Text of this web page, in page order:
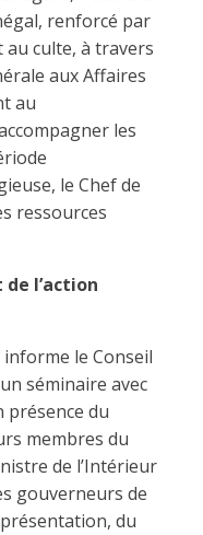
renforcé par
au culte, à travers
aux Affaires
au
les
le Chef de
ressources
l’action
le Conseil
séminaire avec
présence du
membres du
de l’Intérieur
gouverneurs de
du